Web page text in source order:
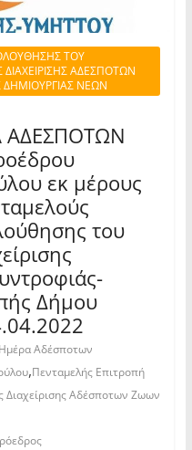
ΤΟΥ
ΑΔΕΣΠΟΤΩΝ
ΝΕΩΝ
ΑΔΕΣΠΟΤΩΝ
εκ μέρους
του
Δήμου
Αδέσποτων
,Πενταμελής Επιτροπή
Αδέσποτων Ζωων